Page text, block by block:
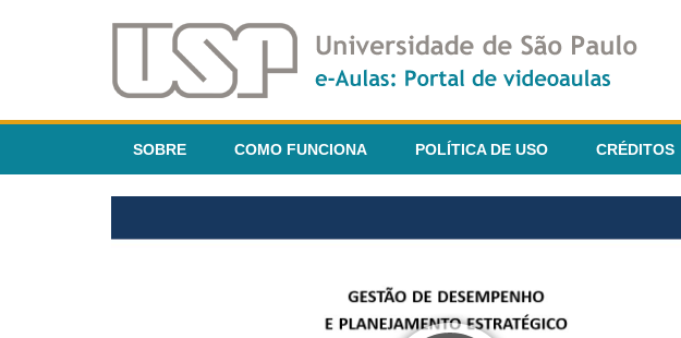
SOBRE COMO FUNCIONA POLÍTICA DE USO CRÉDITOS